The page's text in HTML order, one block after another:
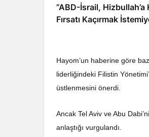
​​​​​​​”ABD-İsrail, Hizbullah’a
Fırsatı Kaçırmak
Hayom’un haberine göre
liderliğindeki Filistin
üstlenmesini önerdi.
Ancak Tel Aviv ve Abu
anlaştığı vurgulandı.